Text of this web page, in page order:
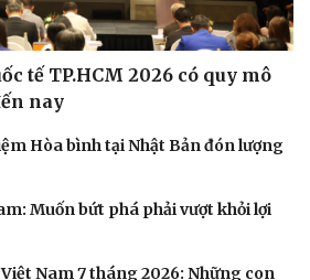
tế TP.HCM 2026 có quy mô
nay
Hòa bình tại Nhật Bản đón lượng
Muốn bứt phá phải vượt khỏi lợi
Nam 7 tháng 2026: Những con